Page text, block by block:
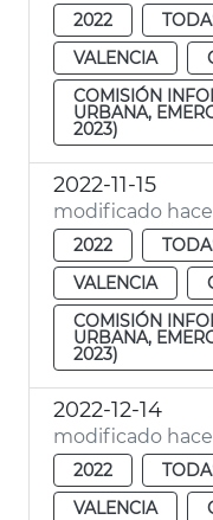
2022
VALENCIA
COMISIÓN
URBANA,
2023)
2022-11-15
modificado
2022
VALENCIA
COMISIÓN
URBANA,
2023)
2022-12-14
modificado
2022
VALENCIA